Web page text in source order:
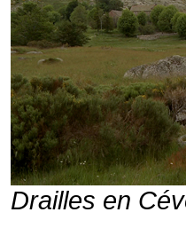
Drailles en